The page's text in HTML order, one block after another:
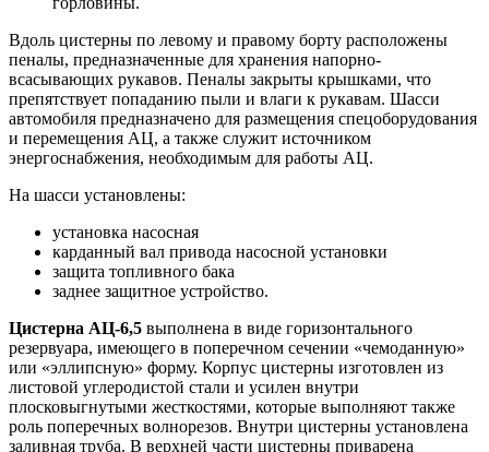
Вдоль цистерны по левому и правому борту расположены
пеналы, предназначенные для хранения напорно-
всасывающих рукавов. Пеналы закрыты крышками, что
препятствует попаданию пыли и влаги к рукавам. Шасси
автомобиля предназначено для размещения спецоборудования
и перемещения АЦ, а также служит источником
энергоснабжения, необходимым для работы АЦ.
На шасси установлены:
установка насосная
карданный вал привода насосной установки
защита топливного бака
заднее защитное устройство.
Цистерна АЦ-6,5 выполнена в виде горизонтального
резервуара, имеющего в поперечном сечении «чемоданную»
или «эллипсную» форму. Корпус цистерны изготовлен из
листовой углеродистой стали и усилен внутри
плосковыгнутыми жесткостями, которые выполняют также
роль поперечных волнорезов. Внутри цистерны установлена
заливная труба. В верхней части цистерны приварена